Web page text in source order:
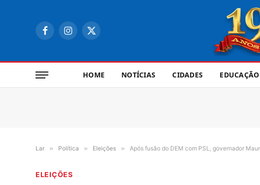
FacebookInstagram
X
HOME NOTÍCIAS CIDADES EDUCAÇÃO
Lar » Política » Eleições » Após fusão do DEM com PSL, governador
ELEIÇÕES